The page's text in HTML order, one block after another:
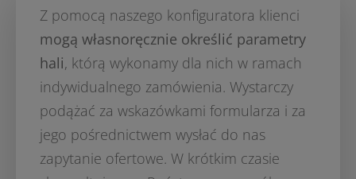
Z pomocą naszego konfiguratora klienci
mogą własnoręcznie określić parametry
hali, którą wykonamy dla nich w ramach
indywidualnego zamówienia. Wystarczy
podążać za wskazówkami formularza i za
jego pośrednictwem wysłać do nas
zapytanie ofertowe. W krótkim czasie